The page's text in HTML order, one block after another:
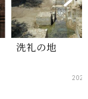
洗礼の地